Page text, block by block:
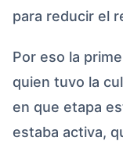
para reducir el
Por eso la
quien tuvo la
en que etapa
estaba activa,